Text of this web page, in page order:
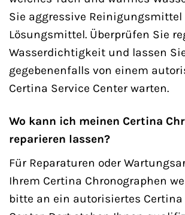
Sie aggressive Reinigungsmittel
Lösungsmittel. Überprüfen Sie
Wasserdichtigkeit und lassen
gegebenenfalls von einem
Certina Service Center warten.
Wo kann ich meinen Certina
reparieren lassen?
Für Reparaturen oder
Ihrem Certina Chronographen
bitte an ein autorisiertes Certina